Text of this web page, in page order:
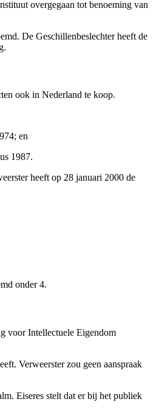
overgegaan tot benoeming van
De Geschillenbeslechter heeft de
ook in Nederland te koop.
en
1987.
heeft op 28 januari 2000 de
onder 4.
voor Intellectuele Eigendom
Verweerster zou geen aanspraak
Eiseres stelt dat er bij het publiek